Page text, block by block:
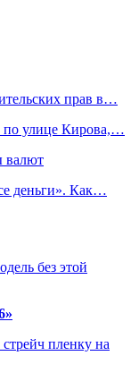
прав в…
по улице Кирова,…
валют
деньги». Как…
без этой
пленку на